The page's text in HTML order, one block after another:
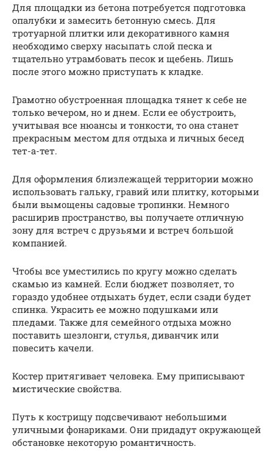
Для площадки из бетона потребуется подготовка
опалубки и замесить бетонную смесь. Для
тротуарной плитки или декоративного камня
необходимо сверху насыпать слой песка и
тщательно утрамбовать песок и щебень. Лишь
после этого можно приступать к кладке.
Грамотно обустроенная площадка тянет к себе не
только вечером, но и днем. Если ее обустроить,
учитывая все нюансы и тонкости, то она станет
прекрасным местом для отдыха и личных бесед
тет-а-тет.
Для оформления близлежащей территории можно
использовать гальку, гравий или плитку, которыми
были вымощены садовые тропинки. Немного
расширив пространство, вы получаете отличную
зону для встреч с друзьями и встреч большой
компанией.
Чтобы все уместились по кругу можно сделать
скамью из камней. Если бюджет позволяет, то
гораздо удобнее отдыхать будет, если сзади будет
спинка. Украсить ее можно подушками или
пледами. Также для семейного отдыха можно
поставить шезлонги, стулья, диванчик или
повесить качели.
Костер притягивает человека. Ему приписывают
мистические свойства.
Путь к кострищу подсвечивают небольшими
уличными фонариками. Они придадут окружающей
обстановке некоторую романтичность.